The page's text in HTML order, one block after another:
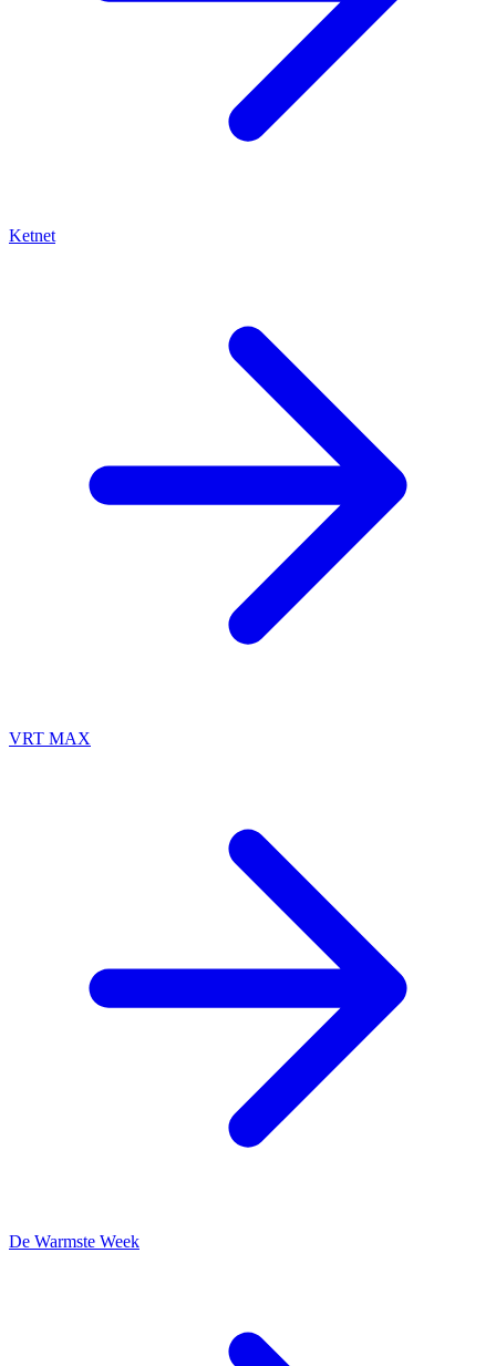
Ketnet
VRT MAX
De Warmste Week